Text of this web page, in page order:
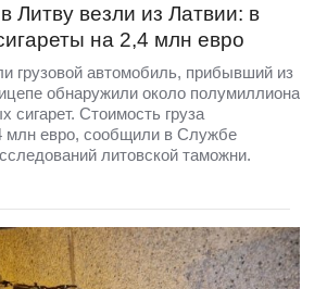
Литву везли из Латвии: в
на 2,4 млн евро
грузовой автомобиль, прибывший из
обнаружили около полумиллиона
сигарет. Стоимость груза
млн евро, сообщили в Службе
литовской таможни.